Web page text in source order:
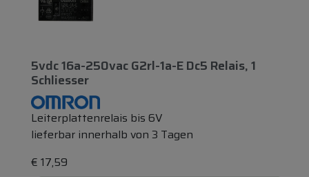
5vdc 16a-250vac G2rl-1a-E Dc5 Relais, 1
Schliesser
Leiterplattenrelais bis 6V
lieferbar innerhalb von 3 Tagen
€ 17,59